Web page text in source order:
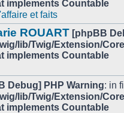
implements Countable
et faits
ROUART [phpBB
lib/Twig/Extension/
implements Countable
Debug] PHP Warning: in
lib/Twig/Extension/
implements Countable